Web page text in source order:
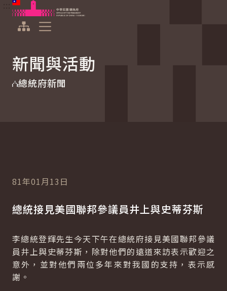
跳到主要內容
中華民國總統府
新聞與活動
總統府新聞
81年01月13日
總統接見美國聯邦參議員井上與史蒂芬斯
李總統登輝先生今天下午在總統府接見美國聯邦參議
員井上與史蒂芬斯，除對他們的遠道來訪表示歡迎之
意外，並對他們兩位多年來對我國的支持，表示感
謝。